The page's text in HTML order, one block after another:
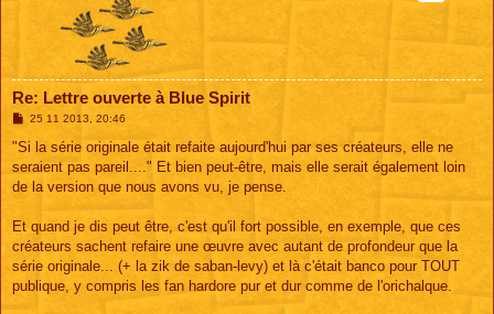
Re: Lettre ouverte à Blue Spirit
M
s
a
g
25 11 2013, 20:46
"Si la série originale était refaite aujourd'hui par ses créateurs, elle ne
seraient pas pareil...." Et bien peut-être, mais elle serait également loin
de la version que nous avons vu, je pense.
Et quand je dis peut être, c'est qu'il fort possible, en exemple, que ces
créateurs sachent refaire une œuvre avec autant de profondeur que la
série originale... (+ la zik de saban-levy) et là c'était banco pour TOUT
publique, y compris les fan hardore pur et dur comme de l'orichalque.